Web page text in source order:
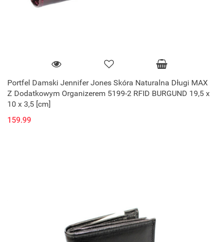
Portfel Damski Jennifer Jones Skóra Naturalna Długi MAX
Z Dodatkowym Organizerem 5199-2 RFID BURGUND 19,5 x
10 x 3,5 [cm]
159.99